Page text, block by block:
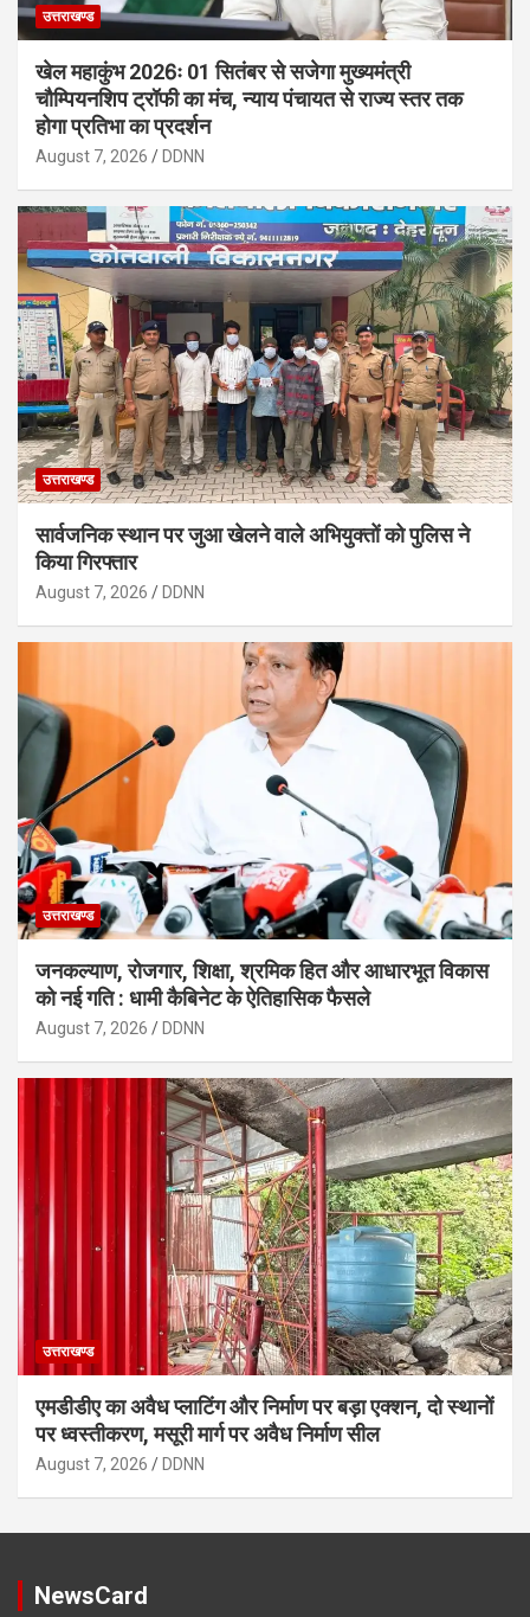
उत्तराखण्ड
खेल महाकुंभ 2026ः 01 सितंबर से सजेगा मुख्यमंत्री
चौम्पियनशिप ट्रॉफी का मंच, न्याय पंचायत से राज्य स्तर तक
होगा प्रतिभा का प्रदर्शन
August 7, 2026 DDNN
उत्तराखण्ड
सार्वजनिक स्थान पर जुआ खेलने वाले अभियुक्तों को पुलिस ने
किया गिरफ्तार
August 7, 2026 DDNN
उत्तराखण्ड
जनकल्याण, रोजगार, शिक्षा, श्रमिक हित और आधारभूत विकास
को नई गति : धामी कैबिनेट के ऐतिहासिक फैसले
August 7, 2026 DDNN
उत्तराखण्ड
एमडीडीए का अवैध प्लाटिंग और निर्माण पर बड़ा एक्शन, दो स्थानों
पर ध्वस्तीकरण, मसूरी मार्ग पर अवैध निर्माण सील
August 7, 2026 DDNN
NewsCard